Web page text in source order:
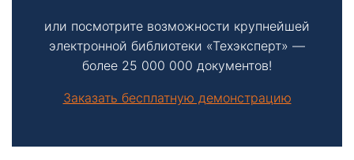
или посмотрите возможности крупнейшей
электронной библиотеки «Техэксперт» —
более 25 000 000 документов!
Заказать бесплатную демонстрацию